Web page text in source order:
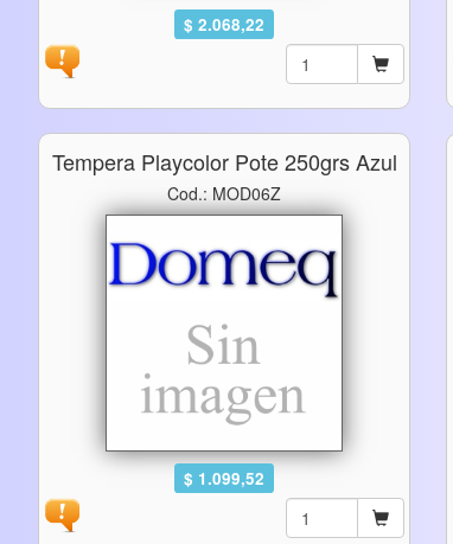
$ 2.068,22
Tempera Playcolor Pote 250grs Azul
Cod.: MOD06Z
$ 1.099,52